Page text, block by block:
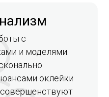
с
и моделями.
оклейки
совершенствуют